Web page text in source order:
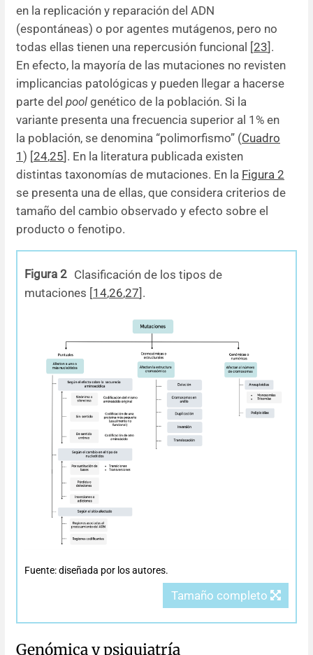
en la replicación y reparación del ADN
(espontáneas) o por agentes mutágenos, pero no
todas ellas tienen una repercusión funcional [23].
En efecto, la mayoría de las mutaciones no revisten
implicancias patológicas y pueden llegar a hacerse
parte del pool genético de la población. Si la
variante presenta una frecuencia superior al 1% en
la población, se denomina “polimorfismo” (Cuadro
1 ) [24,25]. En la literatura publicada existen
distintas taxonomías de mutaciones. En la Figura 2
se presenta una de ellas, que considera criterios de
tamaño del cambio observado y efecto sobre el
producto o fenotipo.
Figura 2 Clasificación de los tipos de
mutaciones [14,26,27].
Fuente: diseñada por los autores.
Tamaño completo
Genómica y psiquiatría